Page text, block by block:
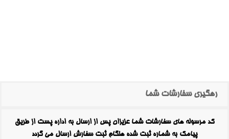
رهگیری سفارشات شما
کد مرسوله های سفارشات شما عزیزان پس از ارسال به اداره پست از طریق
پیامک به شماره ثبت شده هنگام ثبت سفارش ارسال می گردد